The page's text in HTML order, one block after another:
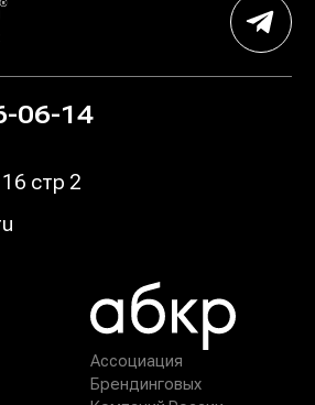
06-14
стр 2
Ассоциация
Брендинговых